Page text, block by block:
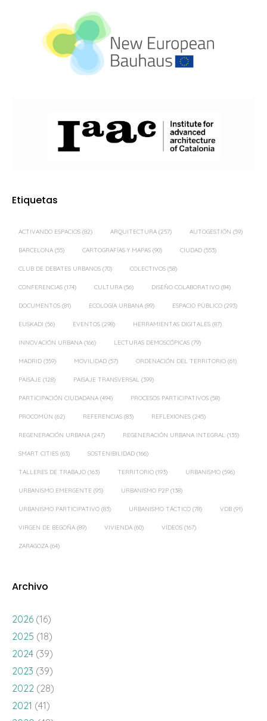
Etiquetas
ACTIVANDO ESPACIOS (82) ARQUITECTURA (257) AUTOGESTIÓN (59)
BARCELONA (55) CARTOGRAFÍAS Y MAPAS (90) CIUDAD (553)
CLUB DE DEBATES URBANOS (70) COLECTIVOS (58)
CONFERENCIAS (174) CULTURA (56) DISEÑO COLABORATIVO (84)
DOCUMENTOS (81) ECOLOGÍA URBANA (89) ESPACIO PÚBLICO (293)
EUSKADI (56) EVENTOS (298) HERRAMIENTAS DIGITALES (87)
INNOVACIÓN URBANA (166) LECTURAS DEMOSCÓPICAS (79)
MADRID (359) MOVILIDAD (57) ORDENACIÓN DEL TERRITORIO (61)
PAISAJE (128) PAISAJE TRANSVERSAL (399)
PARTICIPACIÓN CIUDADANA (494) PROCESOS PARTICIPATIVOS (58)
PROCOMÚN (62) REFERENCIAS (83) REFLEXIONES (245)
REGENERACIÓN URBANA (247) REGENERACIÓN URBANA INTEGRAL (135)
SMART CITIES (63) SOSTENIBILIDAD (166)
TALLERES DE TRABAJO (163) TERRITORIO (193) URBANISMO (596)
URBANISMO EMERGENTE (95) URBANISMO P2P (138)
URBANISMO PARTICIPATIVO (83) URBANISMO TÁCTICO (78) VDB (91)
VIRGEN DE BEGOÑA (89) VIVIENDA (60) VÍDEOS (167)
ZARAGOZA (64)
Archivo
2026 (16)
2025 (18)
2024 (39)
2023 (39)
2022 (28)
2021 (41)